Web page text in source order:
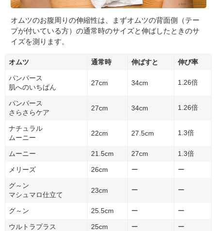
オムツのお腹周りの伸縮性は、まずオムツの背面側（テー
プが付いている方）の通常時のサイズと伸ばしたときのサ
イズを測ります。
オムツ 通常時 伸ばすと 伸び率
パンパース
肌へのいちばん
27cm 34cm 1.26倍
パンパース
さらさらケア
27cm 34cm 1.26倍
ナチュラル
ムーニー
22cm 27.5cm 1.3倍
ムーニー 21.5cm 27cm 1.3倍
メリーズ 26cm ー ー
グ～ン
マシュマロ仕立て
23cm ー ー
グ～ン 25.5cm ー ー
ウルトラプラス 25cm ー ー